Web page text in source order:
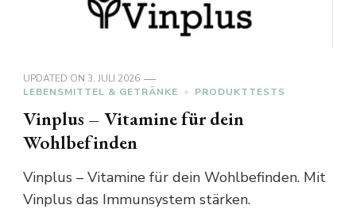
UPDATED ON 3. JULI 2026
LEBENSMITTEL & GETRÄNKE
PRODUKTTESTS
Vinplus – Vitamine für dein
Wohlbefinden
Vinplus – Vitamine für dein Wohlbefinden. Mit
Vinplus das Immunsystem stärken.